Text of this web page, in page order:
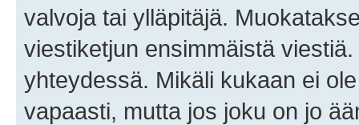
valvoja tai ylläpitäjä.
viestiketjun ensimmäistä
yhteydessä. Mikäli kukaan ei
vapaasti, mutta jos joku on jo